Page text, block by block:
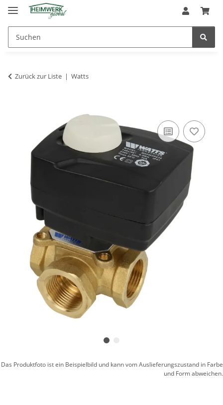
Zurück zur Liste Watts
Das Produktfoto ist ein Beispielbild und kann vom Auslieferungszustand in Farbe
und Form abweichen.